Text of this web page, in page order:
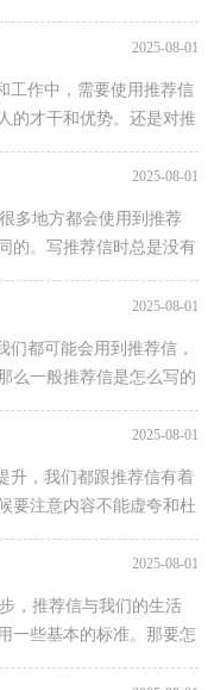
信，欢迎阅...
2025-08-01
作中，需要使用推荐信
的才干和优势。还是对推
2025-08-01
多地方都会使用到推荐
的。写推荐信时总是没有
信，供大家...
2025-08-01
都可能会用到推荐信，
么一般推荐信是怎么写的
2025-08-01
，我们都跟推荐信有着
要注意内容不能虚夸和杜
2025-08-01
，推荐信与我们的生活
一些基本的标准。那要怎
大四学生...